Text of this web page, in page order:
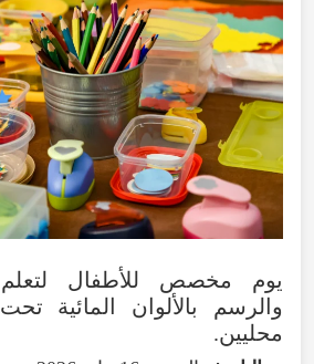
يوم مخصص للأطفال لتعلم
والرسم
بالألوان المائية تحت
محليين.